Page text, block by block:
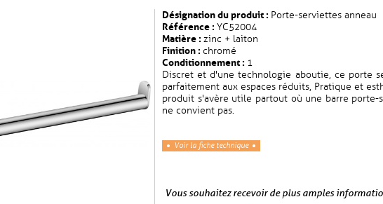
Désignation du produit : Porte-serviettes anneau
Référence : YC52004
Matière : zinc + laiton
Finition : chromé
Conditionnement : 1
Discret et d'une technologie aboutie, ce porte
parfaitement aux espaces réduits, Pratique et
produit s'avère utile partout où une barre porte-
ne convient pas.
Voir la fiche technique
Vous souhaitez recevoir de plus amples